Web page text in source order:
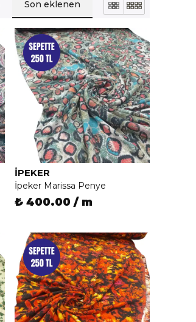
Son eklenen
İPEKER
İpeker Marissa Penye
₺ 400.00 / m